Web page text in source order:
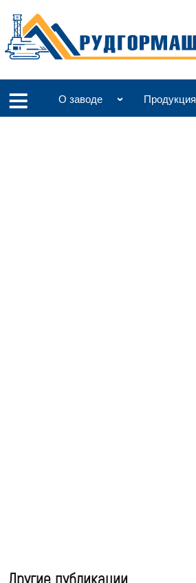
О заводе Продукция